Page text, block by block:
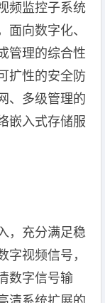
频监控子系统
面向数字化、
管理的综合性
扩性的安全防
、多级管理的
嵌入式存储服
，充分满足稳
字视频信号，
数字信号输